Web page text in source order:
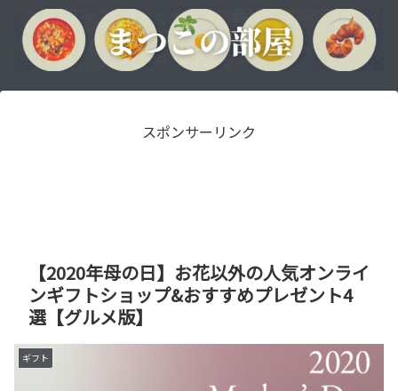
スポンサーリンク
【2020年母の日】お花以外の人気オンライ
ンギフトショップ&おすすめプレゼント4
選【グルメ版】
ギフト